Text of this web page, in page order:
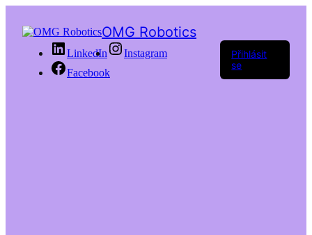
OMG Robotics
LinkedIn
Instagram
Facebook
Přihlásit
se